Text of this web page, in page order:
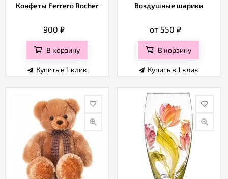
Конфеты Ferrero Rocher
900₽
В корзину
Купить в 1 клик
Воздушные шарики
от 550₽
В корзину
Купить в 1 клик